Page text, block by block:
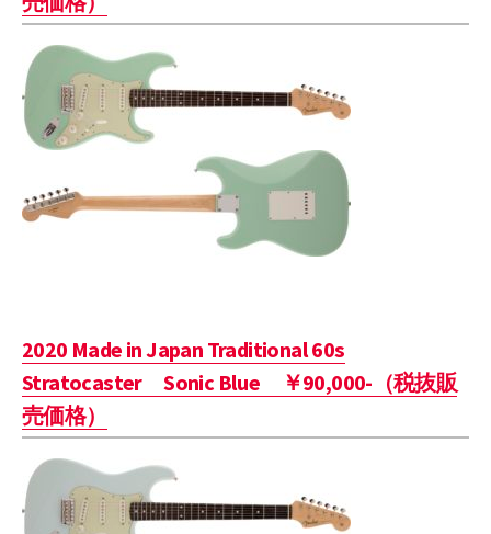
2020 Made in Japan Traditional 60s
Stratocaster Sonic Blue ￥90,000-（税抜販
売価格）